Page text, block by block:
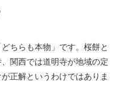
ちらも本物」です。桜餅と
関西では道明寺が地域の定
正解というわけではありま